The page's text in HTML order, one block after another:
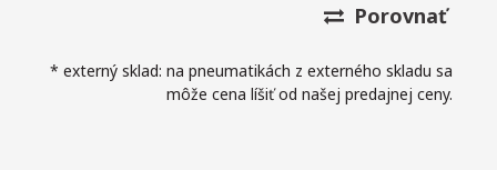
Porovnať
* externý sklad: na pneumatikách z externého skladu sa
môže cena líšiť od našej predajnej ceny.